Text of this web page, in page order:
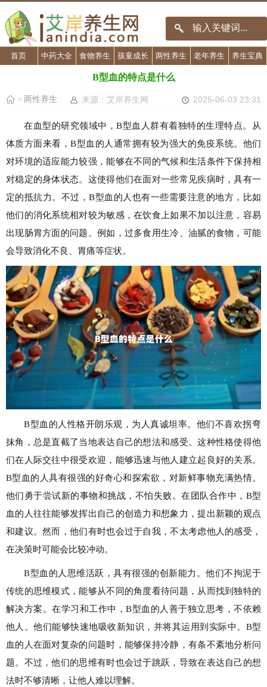
首页 中药大全 食物养生 孩童成长 两性养生 老年养生 养生宝典
B型血的特点是什么
> 两性养生 来源：艾岸养生网 2025-06-03 23:31
在血型的研究领域中，B型血人群有着独特的生理特点。从
体质方面来看，B型血的人通常拥有较为强大的免疫系统。他们
对环境的适应能力较强，能够在不同的气候和生活条件下保持相
对稳定的身体状态。这使得他们在面对一些常见疾病时，具有一
定的抵抗力。不过，B型血的人也有一些需要注意的地方，比如
他们的消化系统相对较为敏感，在饮食上如果不加以注意，容易
出现肠胃方面的问题。例如，过多食用生冷、油腻的食物，可能
会导致消化不良、胃痛等症状。
B型血的人性格开朗乐观，为人真诚坦率。他们不喜欢拐弯
抹角，总是直截了当地表达自己的想法和感受。这种性格使得他
们在人际交往中很受欢迎，能够迅速与他人建立起良好的关系。
B型血的人具有很强的好奇心和探索欲，对新鲜事物充满热情。
他们勇于尝试新的事物和挑战，不怕失败。在团队合作中，B型
血的人往往能够发挥出自己的创造力和想象力，提出新颖的观点
和建议。然而，他们有时也会过于自我，不太考虑他人的感受，
在决策时可能会比较冲动。
B型血的人思维活跃，具有很强的创新能力。他们不拘泥于
传统的思维模式，能够从不同的角度看待问题，从而找到独特的
解决方案。在学习和工作中，B型血的人善于独立思考，不依赖
他人。他们能够快速地吸收新知识，并将其运用到实际中。B型
血的人在面对复杂的问题时，能够保持冷静，有条不紊地分析问
题。不过，他们的思维有时也会过于跳跃，导致在表达自己的想
法时不够清晰，让他人难以理解。